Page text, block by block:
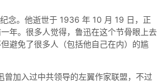
念。他逝世于 1936 年 10 月 19 日，正
年。很多人觉得，鲁迅在这个节骨眼上去
避免了很多人（包括他自己在内）的尴
加入过中共领导的左翼作家联盟，不过